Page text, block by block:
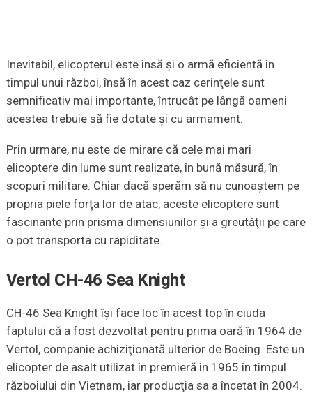
Inevitabil, elicopterul este însă şi o armă eficientă în
timpul unui război, însă în acest caz cerinţele sunt
semnificativ mai importante, întrucât pe lângă oameni
acestea trebuie să fie dotate şi cu armament.
Prin urmare, nu este de mirare că cele mai mari
elicoptere din lume sunt realizate, în bună măsură, în
scopuri militare. Chiar dacă sperăm să nu cunoaştem pe
propria piele forţa lor de atac, aceste elicoptere sunt
fascinante prin prisma dimensiunilor şi a greutăţii pe care
o pot transporta cu rapiditate.
Vertol CH-46 Sea Knight
CH-46 Sea Knight îşi face loc în acest top în ciuda
faptului că a fost dezvoltat pentru prima oară în 1964 de
Vertol, companie achiziţionată ulterior de Boeing. Este un
elicopter de asalt utilizat în premieră în 1965 în timpul
războiului din Vietnam, iar producţia sa a încetat în 2004.